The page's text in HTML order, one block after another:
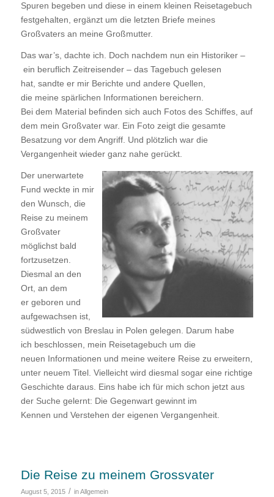
Spuren begeben und diese in einem kleinen Reisetagebuch
festgehalten, ergänzt um die letzten Briefe meines
Großvaters an meine Großmutter.
Das war’s, dachte ich. Doch nachdem nun ein Historiker –
ein beruflich Zeitreisender – das Tagebuch gelesen
hat, sandte er mir Berichte und andere Quellen,
die meine spärlichen Informationen bereichern.
Bei dem Material befinden sich auch Fotos des Schiffes, auf
dem mein Großvater war. Ein Foto zeigt die gesamte
Besatzung vor dem Angriff. Und plötzlich war die
Vergangenheit wieder ganz nahe gerückt.
Der unerwartete
Fund weckte in mir
den Wunsch, die
Reise zu meinem
Großvater
möglichst bald
fortzusetzen.
Diesmal an den
Ort, an dem
er geboren und
aufgewachsen ist,
südwestlich von Breslau in Polen gelegen. Darum habe
ich beschlossen, mein Reisetagebuch um die
neuen Informationen und meine weitere Reise zu erweitern,
unter neuem Titel. Vielleicht wird diesmal sogar eine richtige
Geschichte daraus. Eins habe ich für mich schon jetzt aus
der Suche gelernt: Die Gegenwart gewinnt im
Kennen und Verstehen der eigenen Vergangenheit.
Die Reise zu meinem Grossvater
August 5, 2015 / inAllgemein